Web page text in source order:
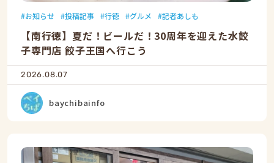
お知らせ 投稿記事 行徳 グルメ 記者あしも
【南行徳】夏だ！ビールだ！30周年を迎えた水餃
子専門店 餃子王国へ行こう
2026.08.07
baychibainfo